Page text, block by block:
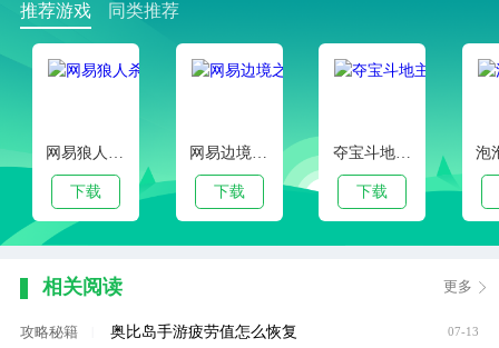
推荐游戏 同类推荐
网易狼人杀官方正版
下载
网易边境之旅手游
下载
夺宝斗地主腾讯版
下载
相关阅读 更多
攻略秘籍 奥比岛手游疲劳值怎么恢复 07-13